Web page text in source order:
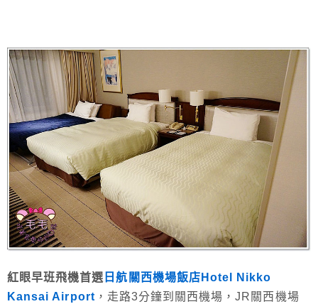
紅眼早班飛機首選 日航關西機場飯店Hotel Nikko
Kansai Airport ，走路3分鐘到關西機場，JR關西機場